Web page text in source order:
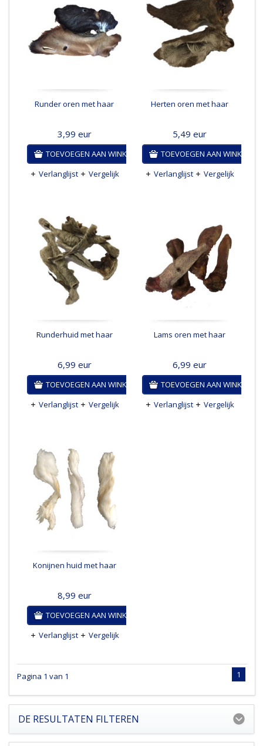
Runder oren met haar
3,99 eur
TOEVOEGEN AAN WINKELWAGEN
Verlanglijst
Vergelijk
Herten oren met haar
5,49 eur
TOEVOEGEN AAN
Verlanglijst
Vergelijk
Runderhuid met haar
6,99 eur
TOEVOEGEN AAN WINKELWAGEN
Verlanglijst
Vergelijk
Lams oren met haar
6,99 eur
TOEVOEGEN AAN
Verlanglijst
Vergelijk
Konijnen huid met haar
8,99 eur
TOEVOEGEN AAN WINKELWAGEN
Verlanglijst
Vergelijk
Pagina 1 van 1 1
DE RESULTATEN FILTEREN